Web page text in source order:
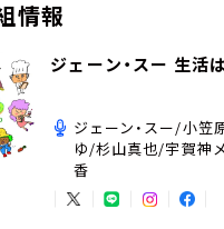
情報
ジェーン・スー 生活
ジェーン・スー/小笠
ゆ/杉山真也/宇賀神
香